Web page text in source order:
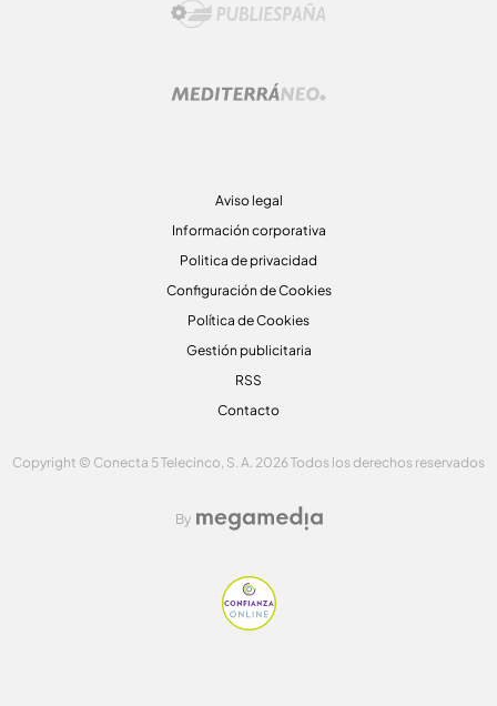
Aviso legal
Información corporativa
Politica de privacidad
Configuración de Cookies
Política de Cookies
Gestión publicitaria
RSS
Contacto
Copyright © Conecta 5 Telecinco, S. A. 2026 Todos los derechos reservados
By